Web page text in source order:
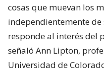
cosas que muevan los
independientemente de
responde al interés del
señaló Ann Lipton,
Universidad de